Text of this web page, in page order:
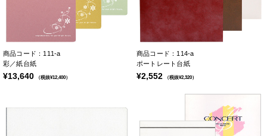
商品コード：111-a
彩／紙台紙
¥13,640 （税抜¥12,400）
商品コード：114-a
ポートレート台紙
¥2,552 （税抜¥2,320）